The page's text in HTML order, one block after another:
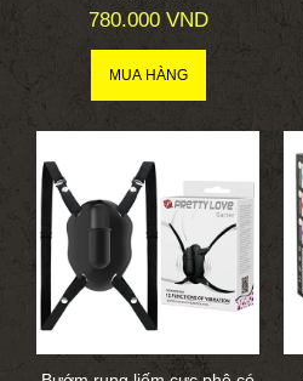
780.000 VND